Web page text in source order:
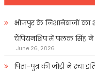
भोजपुर के निशानेबाजों का
चैंपियनशिप में पलक सिंह ने
June 26, 2026
पिता-पुत्र की जोड़ी ने रचा